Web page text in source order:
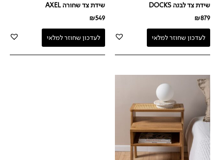
שידת צד לבנה DOCKS
₪879
לעדכון שחוזר למלאי
שידת צד שחורה AXEL
₪549
לעדכון שחוזר למלאי